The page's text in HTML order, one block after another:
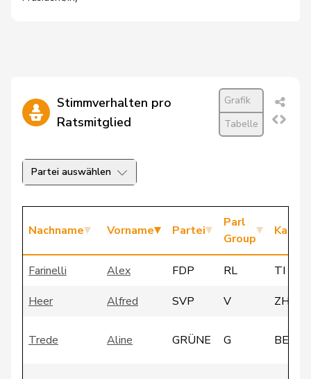
Stimmverhalten pro
Ratsmitglied
Grafik
Tabelle
Partei auswählen
Nachname Vorname Partei
Parl
Group
Farinelli Alex FDP RL
TI
Heer
Alfred SVP V ZH
Trede Aline GRÜNE G BE